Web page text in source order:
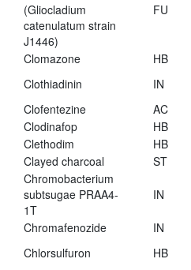
(Gliocladium
catenulatum strain
J1446)
FU
Clomazone HB
Clothiadinin
IN
Clofentezine
AC
Clodinafop
HB
Clethodim
HB
Clayed charcoal
ST
Chromobacterium
subtsugae PRAA4-
1T
IN
Chromafenozide IN
Chlorsulfuron
HB